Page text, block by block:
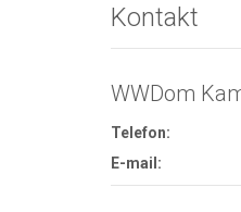
Kontakt
WWDom
Telefon:
E-mail: